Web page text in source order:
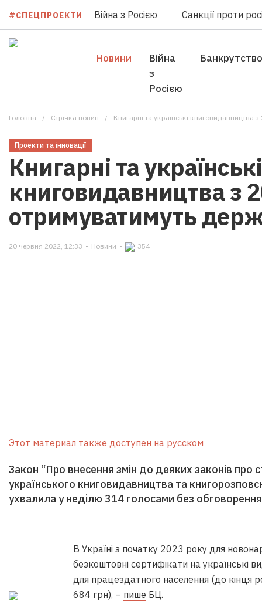
#СПЕЦПРОЕКТИ Війна з Росією Санкції проти
Новини
Війна
з
Росією
Банкрутство
Головна Стрічка новин Книгарні та українські книговидавництва
Проекти та інновації
Книгарні та українські
книговидавництва з
отримуватимуть
20 червня 2022, 12:33 • Новини • 354
Этот материал также доступен на русском
Закон “Про внесення змін до деяких законів про
українського книговидавництва та
ухвалила у неділю 314 голосами без
В Україні з початку 2023 року для
безкоштовні сертифікати на українські
для працездатного населення (до кінця
684 грн), – пише БЦ.